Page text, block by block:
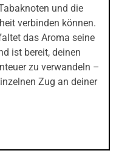
und die
verbinden können.
das Aroma seine
ist bereit, deinen
zu verwandeln –
Zug an deiner